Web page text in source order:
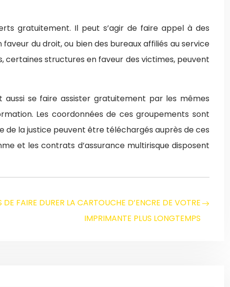
gratuitement. Il peut s’agir de faire appel à des
du droit, ou bien des bureaux affiliés au service
certaines structures en faveur des victimes, peuvent
se faire assister gratuitement par les mêmes
Les coordonnées de ces groupements sont
de la justice peuvent être téléchargés auprès de ces
et les contrats d’assurance multirisque disposent
DE FAIRE DURER LA CARTOUCHE D’ENCRE DE VOTRE
IMPRIMANTE PLUS LONGTEMPS